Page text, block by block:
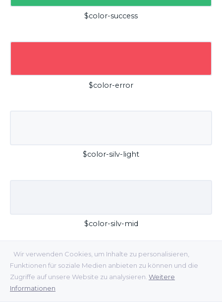
Wir verwenden Cookies, um Inhalte zu personalisieren,
Funktionen für soziale Medien anbieten zu können und die
Zugriffe auf unsere Website zu analysieren. Weitere
Informationen
$color-success
$color-error
$color-silv-light
$color-silv-mid